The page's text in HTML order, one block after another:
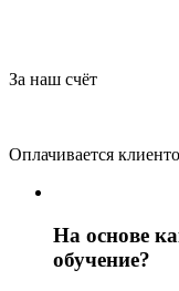
За наш счёт
Оплачивается
На основе
обучение?